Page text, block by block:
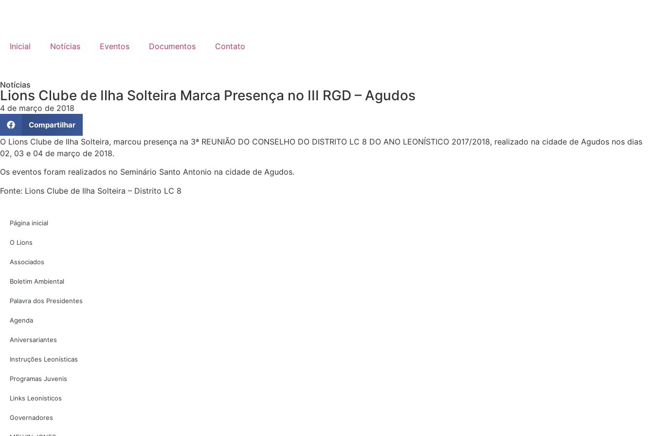
Inicial Notícias Eventos Documentos Contato
Notícias
Lions Clube de Ilha Solteira Marca Presença no III RGD – Agudos
4 de março de 2018
Compartilhar
O Lions Clube de Ilha Solteira, marcou presença na 3ª REUNIÃO DO CONSELHO DO DISTRITO LC 8 DO ANO LEONÍSTICO 2017/2018, realizado na cidade de Agudos nos dias
02, 03 e 04 de março de 2018.
Os eventos foram realizados no Seminário Santo Antonio na cidade de Agudos.
Fonte: Lions Clube de Ilha Solteira – Distrito LC 8
Página inicial
O Lions
Associados
Boletim Ambiental
Palavra dos Presidentes
Agenda
Aniversariantes
Instruções Leonísticas
Programas Juvenis
Links Leonisticos
Governadores